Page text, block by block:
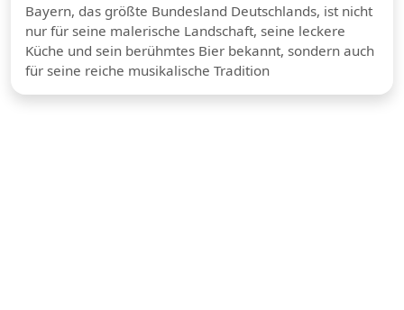
Bayern, das größte Bundesland Deutschlands, ist nicht
nur für seine malerische Landschaft, seine leckere
Küche und sein berühmtes Bier bekannt, sondern auch
für seine reiche musikalische Tradition